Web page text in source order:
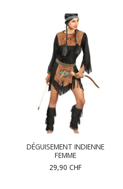
DÉGUISEMENT INDIENNE
FEMME
29,90 CHF